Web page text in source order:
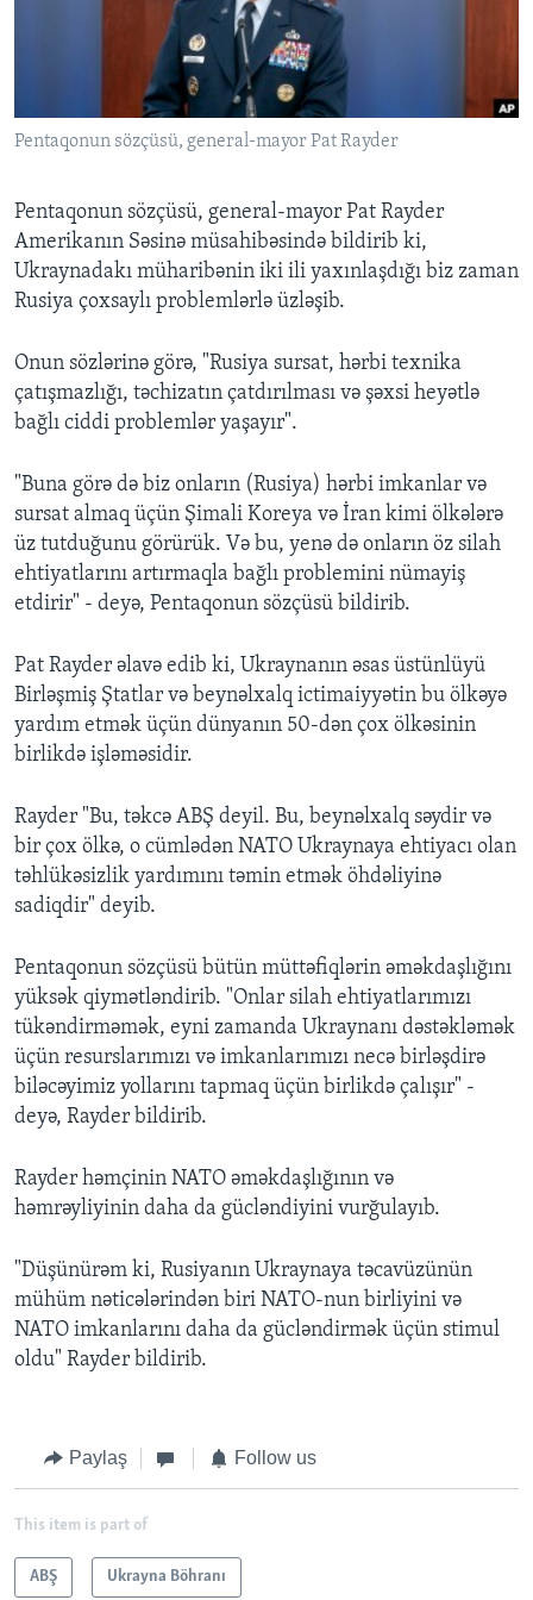
Pentaqonun sözçüsü, general-mayor Pat Rayder
Pentaqonun sözçüsü, general-mayor Pat Rayder
Amerikanın Səsinə müsahibəsində bildirib ki,
Ukraynadakı müharibənin iki ili yaxınlaşdığı biz zaman
Rusiya çoxsaylı problemlərlə üzləşib.
Onun sözlərinə görə, "Rusiya sursat, hərbi texnika
çatışmazlığı, təchizatın çatdırılması və şəxsi heyətlə
bağlı ciddi problemlər yaşayır".
"Buna görə də biz onların (Rusiya) hərbi imkanlar və
sursat almaq üçün Şimali Koreya və İran kimi ölkələrə
üz tutduğunu görürük. Və bu, yenə də onların öz silah
ehtiyatlarını artırmaqla bağlı problemini nümayiş
etdirir" - deyə, Pentaqonun sözçüsü bildirib.
Pat Rayder əlavə edib ki, Ukraynanın əsas üstünlüyü
Birləşmiş Ştatlar və beynəlxalq ictimaiyyətin bu ölkəyə
yardım etmək üçün dünyanın 50-dən çox ölkəsinin
birlikdə işləməsidir.
Rayder "Bu, təkcə ABŞ deyil. Bu, beynəlxalq səydir və
bir çox ölkə, o cümlədən NATO Ukraynaya ehtiyacı olan
təhlükəsizlik yardımını təmin etmək öhdəliyinə
sadiqdir" deyib.
Pentaqonun sözçüsü bütün müttəfiqlərin əməkdaşlığını
yüksək qiymətləndirib. "Onlar silah ehtiyatlarımızı
tükəndirməmək, eyni zamanda Ukraynanı dəstəkləmək
üçün resurslarımızı və imkanlarımızı necə birləşdirə
biləcəyimiz yollarını tapmaq üçün birlikdə çalışır" -
deyə, Rayder bildirib.
Rayder həmçinin NATO əməkdaşlığının və
həmrəyliyinin daha da gücləndiyini vurğulayıb.
"Düşünürəm ki, Rusiyanın Ukraynaya təcavüzünün
mühüm nəticələrindən biri NATO-nun birliyini və
NATO imkanlarını daha da gücləndirmək üçün stimul
oldu" Rayder bildirib.
Paylaş Follow us
This item is part of
ABŞ Ukrayna Böhranı